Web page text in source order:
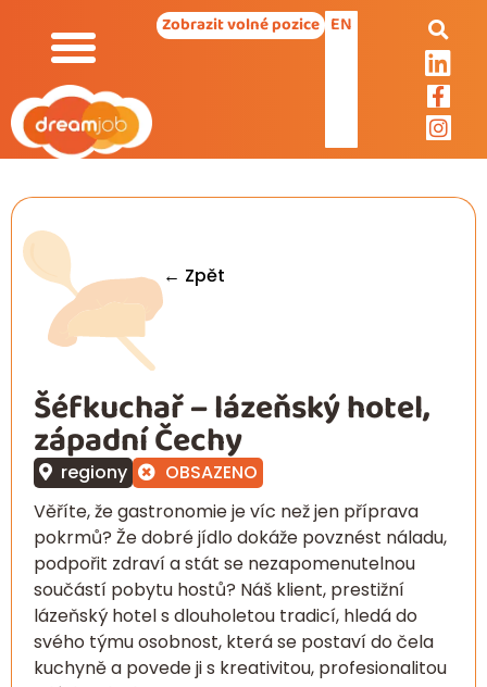
Zobrazit volné pozice EN
← Zpět
Šéfkuchař – lázeňský hotel,
západní Čechy
regiony
OBSAZENO
Věříte, že gastronomie je víc než jen příprava
pokrmů? Že dobré jídlo dokáže povznést náladu,
podpořit zdraví a stát se nezapomenutelnou
součástí pobytu hostů? Náš klient, prestižní
lázeňský hotel s dlouholetou tradicí, hledá do
svého týmu osobnost, která se postaví do čela
kuchyně a povede ji s kreativitou, profesionalitou